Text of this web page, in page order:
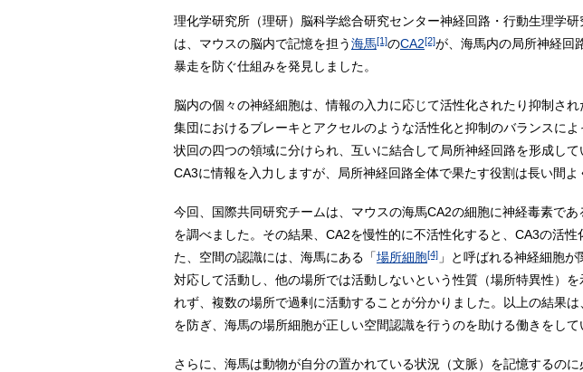
理化学研究所（理研）脳科学総合研究センター神経回路・行動生理学
は、マウスの脳内で記憶を担う海馬[1]のCA2[2]が、海馬内の局所神経回
暴走を防ぐ仕組みを発見しました。
脳内の個々の神経細胞は、情報の入力に応じて活性化されたり抑制さ
集団におけるブレーキとアクセルのような活性化と抑制のバランスに
状回の四つの領域に分けられ、互いに結合して局所神経回路を形成し
CA3に情報を入力しますが、局所神経回路全体で果たす役割は長い間よ
今回、国際共同研究チームは、マウスの海馬CA2の細胞に神経毒素で
を調べました。その結果、CA2を慢性的に不活性化すると、CA3の活
た、空間の認識には、海馬にある「場所細胞[4] 」と呼ばれる神経細胞
対応して活動し、他の場所では活動しないという性質（場所特異性）
れず、複数の場所で過剰に活動することが分かりました。以上の結果
を防ぎ、海馬の場所細胞が正しい空間認識を行うのを助ける働きをして
さらに、海馬は動物が自分の置かれている状況（文脈）を記憶するの